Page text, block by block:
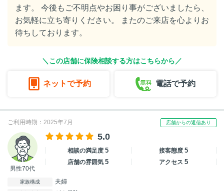
ます。 今後もご不明点やお困り事がございましたら、
お気軽に立ち寄りください。 またのご来店を心よりお
待ちしております。
＼この店舗に保険相談する方はこちらから／
ネットで予約 電話で予約
ご利用時期：2025年7月 店舗からの返信あり
男性70代
5.0
相談の満足度5 接客態度5
店舗の雰囲気5 アクセス5
家族構成 夫婦